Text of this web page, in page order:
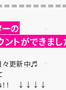
＝＝＝＝＝＝＝＝
の
トができま
々更新中♬
ね！！ ↓↓↓↓